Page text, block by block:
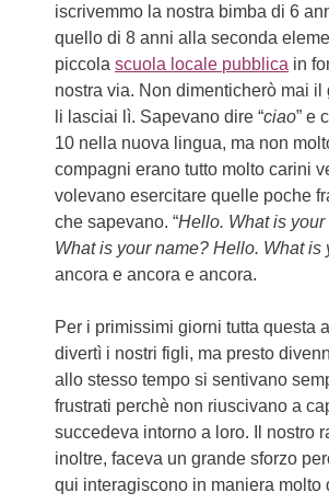
iscrivemmo la nostra bimba di 6
quello di 8 anni alla seconda
piccolascuola locale pubblica in
nostra via. Non dimenticherò mai il
li lasciai lì. Sapevano dire “ciao” e
10 nella nuova lingua, ma non
compagni erano tutto molto carini
volevano esercitare quelle poche
che sapevano. “Hello. What is
What is your name? Hello. What is
ancora e ancora e ancora.
Per i primissimi giorni tutta questa
divertì i nostri figli, ma presto
allo stesso tempo si sentivano
frustrati perchè non riuscivano a
succedeva intorno a loro. Il nostro
inoltre, faceva un grande sforzo
qui interagiscono in maniera molto